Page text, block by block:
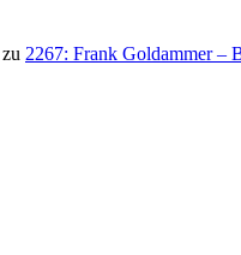
zu 2267: Frank Goldammer –